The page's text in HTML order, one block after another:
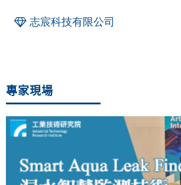
志宸科技有限公司
專家現場